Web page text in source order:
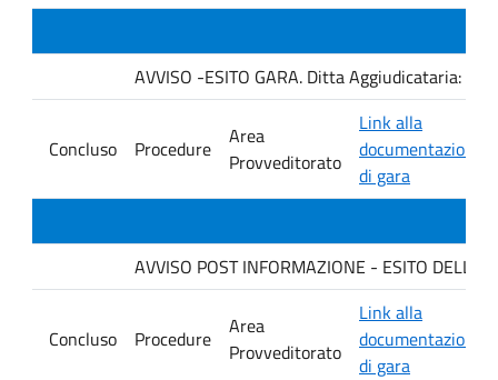
AVVISO -ESITO GARA. Ditta Aggiudicataria:
Concluso Procedure
Area
Provveditorato
Link alla
documentazione
di gara
AVVISO POST INFORMAZIONE - ESITO DELLA
Concluso Procedure
Area
Provveditorato
Link alla
documentazione
di gara